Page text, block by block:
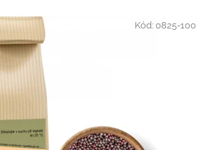
Kód:0825-100